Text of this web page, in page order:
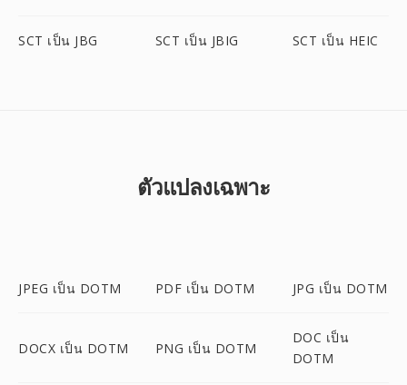
SCT เป็น JBG SCT เป็น JBIG SCT เป็น HEIC
ตัวแปลงเฉพาะ
JPEG เป็น DOTM PDF เป็น DOTM JPG เป็น DOTM
DOCX เป็น DOTM PNG เป็น DOTM
DOC เป็น
DOTM